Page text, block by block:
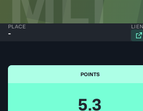
PLACE
-
POINTS
5.3